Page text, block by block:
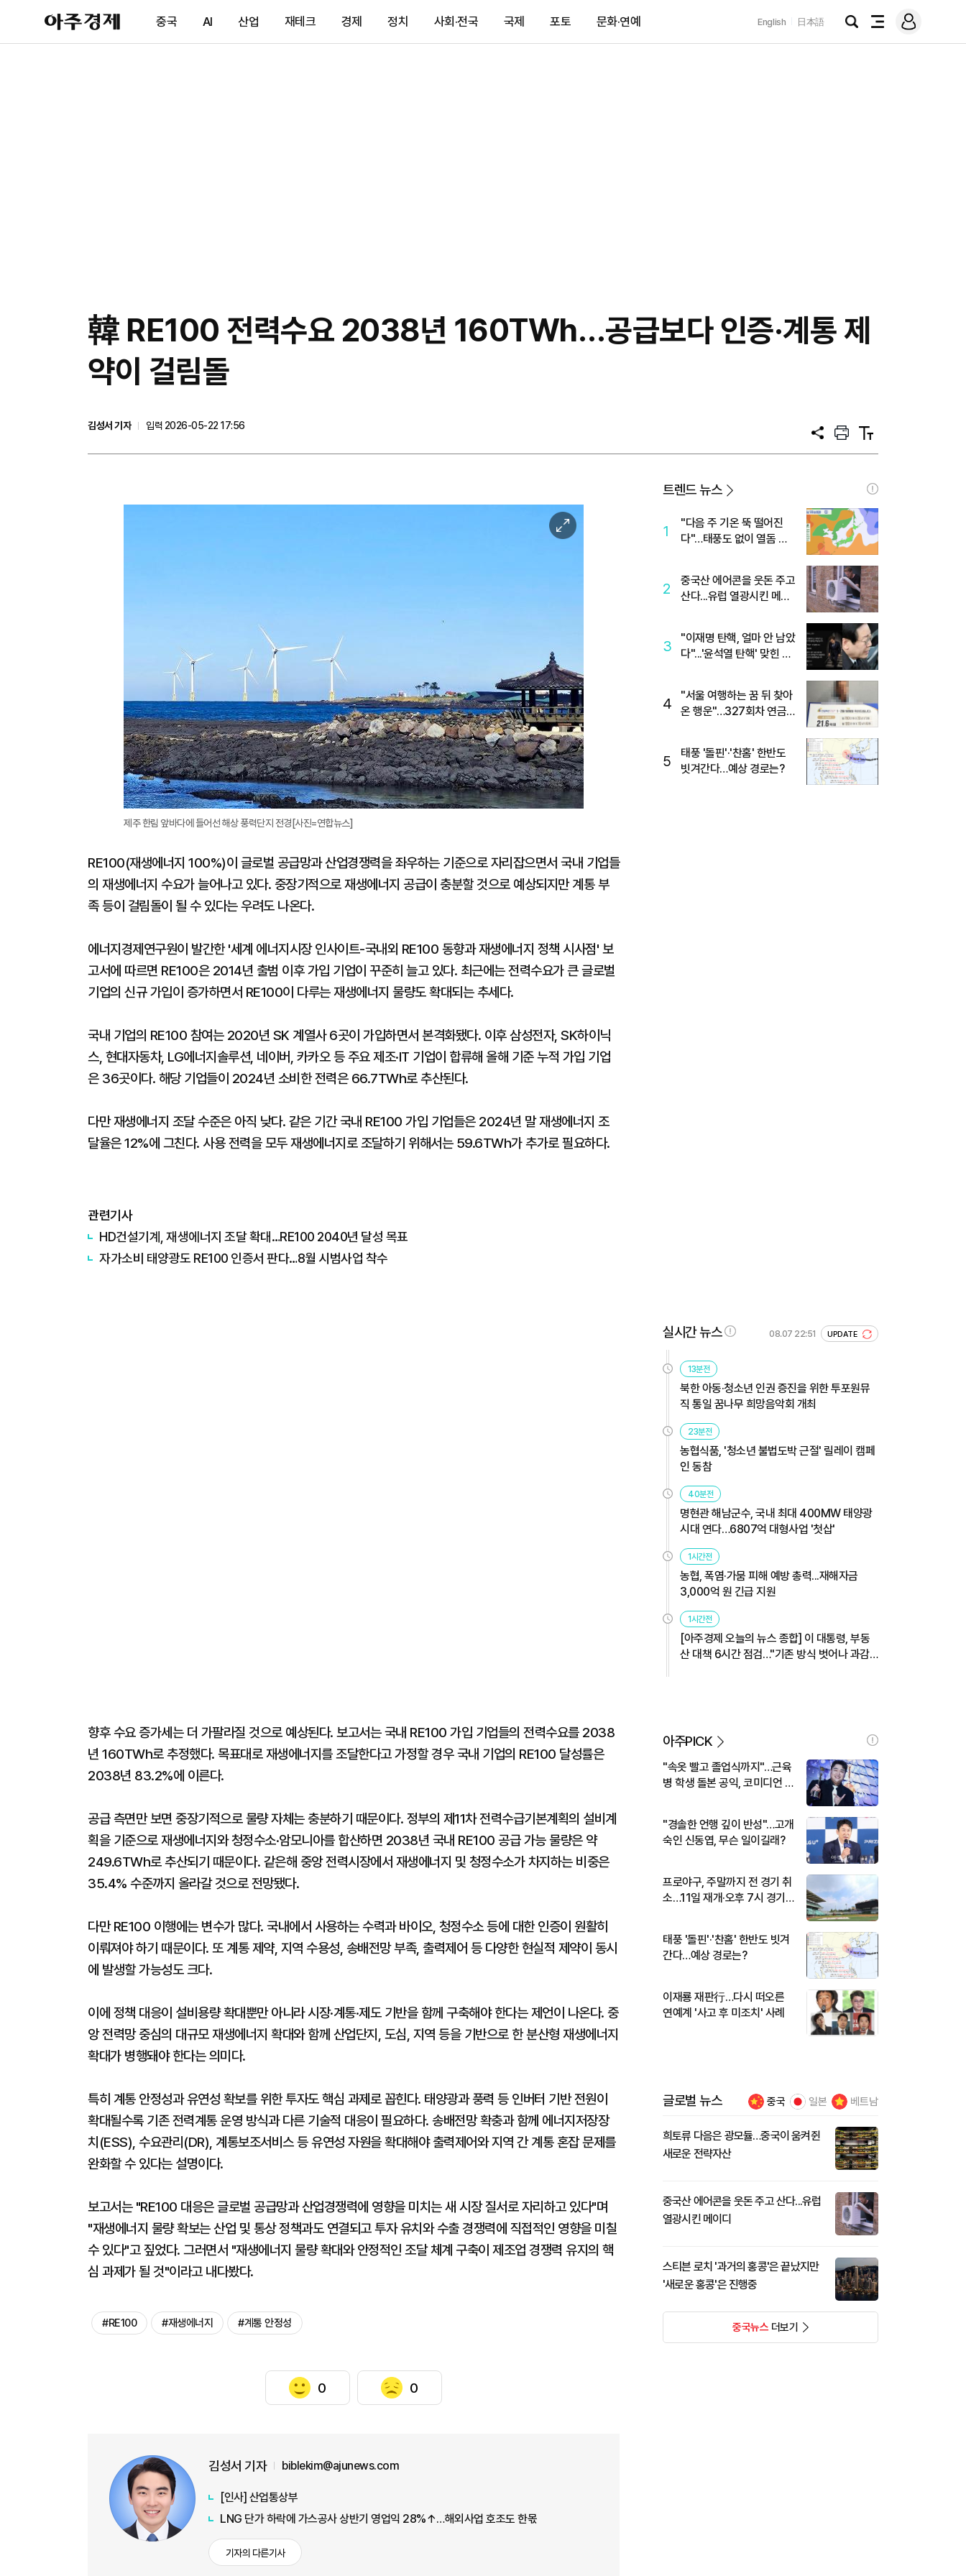
아
주
제
중국 AI 산업 재테크 경제 정치 사회·전국 국제 포토 문화·연예 English 日本語
검
전
메
그
韓 RE100 전력수요 2038년 160TWh…공급보다 인증·계통 제
약이 걸림돌
김성서 기자
입력 2026-05-22 17:56
공
프
트
텍
트
이
미
제주 한림 앞바다에 들어선 해상 풍력단지 전경[사진=연합뉴스]
RE100(재생에너지 100%)이 글로벌 공급망과 산업경쟁력을 좌우하는 기준으로 자리잡으면서 국내 기업들
의 재생에너지 수요가 늘어나고 있다. 중장기적으로 재생에너지 공급이 충분할 것으로 예상되지만 계통 부
족 등이 걸림돌이 될 수 있다는 우려도 나온다.
에너지경제연구원이 발간한 '세계 에너지시장 인사이트-국내외 RE100 동향과 재생에너지 정책 시사점' 보
고서에 따르면 RE100은 2014년 출범 이후 가입 기업이 꾸준히 늘고 있다. 최근에는 전력수요가 큰 글로벌
기업의 신규 가입이 증가하면서 RE100이 다루는 재생에너지 물량도 확대되는 추세다.
국내 기업의 RE100 참여는 2020년 SK 계열사 6곳이 가입하면서 본격화됐다. 이후 삼성전자, SK하이닉
스, 현대자동차, LG에너지솔루션, 네이버, 카카오 등 주요 제조·IT 기업이 합류해 올해 기준 누적 가입 기업
은 36곳이다. 해당 기업들이 2024년 소비한 전력은 66.7TWh로 추산된다.
다만 재생에너지 조달 수준은 아직 낮다. 같은 기간 국내 RE100 가입 기업들은 2024년 말 재생에너지 조
달율은 12%에 그친다. 사용 전력을 모두 재생에너지로 조달하기 위해서는 59.6TWh가 추가로 필요하다.
관련기사
HD건설기계, 재생에너지 조달 확대…RE100 2040년 달성 목표
자가소비 태양광도 RE100 인증서 판다…8월 시범사업 착수
향후 수요 증가세는 더 가팔라질 것으로 예상된다. 보고서는 국내 RE100 가입 기업들의 전력수요를 2038
년 160TWh로 추정했다. 목표대로 재생에너지를 조달한다고 가정할 경우 국내 기업의 RE100 달성률은
2038년 83.2%에 이른다.
공급 측면만 보면 중장기적으로 물량 자체는 충분하기 때문이다. 정부의 제11차 전력수급기본계획의 설비계
획을 기준으로 재생에너지와 청정수소·암모니아를 합산하면 2038년 국내 RE100 공급 가능 물량은 약
249.6TWh로 추산되기 때문이다. 같은해 중앙 전력시장에서 재생에너지 및 청정수소가 차지하는 비중은
35.4% 수준까지 올라갈 것으로 전망됐다.
다만 RE100 이행에는 변수가 많다. 국내에서 사용하는 수력과 바이오, 청정수소 등에 대한 인증이 원활히
이뤄져야 하기 때문이다. 또 계통 제약, 지역 수용성, 송배전망 부족, 출력제어 등 다양한 현실적 제약이 동시
에 발생할 가능성도 크다.
이에 정책 대응이 설비용량 확대뿐만 아니라 시장·계통·제도 기반을 함께 구축해야 한다는 제언이 나온다. 중
앙 전력망 중심의 대규모 재생에너지 확대와 함께 산업단지, 도심, 지역 등을 기반으로 한 분산형 재생에너지
확대가 병행돼야 한다는 의미다.
특히 계통 안정성과 유연성 확보를 위한 투자도 핵심 과제로 꼽힌다. 태양광과 풍력 등 인버터 기반 전원이
확대될수록 기존 전력계통 운영 방식과 다른 기술적 대응이 필요하다. 송배전망 확충과 함께 에너지저장장
치(ESS), 수요관리(DR), 계통보조서비스 등 유연성 자원을 확대해야 출력제어와 지역 간 계통 혼잡 문제를
완화할 수 있다는 설명이다.
보고서는 "RE100 대응은 글로벌 공급망과 산업경쟁력에 영향을 미치는 새 시장 질서로 자리하고 있다"며
"재생에너지 물량 확보는 산업 및 통상 정책과도 연결되고 투자 유치와 수출 경쟁력에 직접적인 영향을 미칠
수 있다"고 짚었다. 그러면서 "재생에너지 물량 확대와 안정적인 조달 체계 구축이 제조업 경쟁력 유지의 핵
심 과제가 될 것"이라고 내다봤다.
#RE100 #재생에너지 #계통 안정성
0 0
김성서 기자 biblekim@ajunews.com
[인사] 산업통상부
LNG 단가 하락에 가스공사 상반기 영업익 28%↑…해외사업 호조도 한몫
기자의 다른기사
트렌드 뉴스
1
"다음 주 기온 뚝 떨어진
다"…태풍도 없이 열돔 박
2
중국산 에어콘을 웃돈 주고
산다...유럽 열광시킨 메이
3
"이재명 탄핵, 얼마 안 남았
다"...'윤석열 탄핵' 맞힌 무
4
"서울 여행하는 꿈 뒤 찾아
온 행운"…327회차 연금
5
태풍 '돌핀'·'찬홈' 한반도
빗겨간다…예상 경로는?
실시간 뉴스 08.07 22:51 UPDATE
13분전
북한 아동·청소년 인권 증진을 위한 투포원뮤
직 통일 꿈나무 희망음악회 개최
23분전
농협식품, '청소년 불법도박 근절' 릴레이 캠페
인 동참
40분전
명현관 해남군수, 국내 최대 400MW 태양광
시대 연다…6807억 대형사업 '첫삽'
1시간전
농협, 폭염·가뭄 피해 예방 총력...재해자금
3,000억 원 긴급 지원
1시간전
[아주경제 오늘의 뉴스 종합] 이 대통령, 부동
산 대책 6시간 점검…"기존 방식 벗어나 과감
아주PICK
"속옷 빨고 졸업식까지"…근육
병 학생 돌본 공익, 코미디언 김
"경솔한 언행 깊이 반성"…고개
숙인 신동엽, 무슨 일이길래?
프로야구, 주말까지 전 경기 취
소…11일 재개·오후 7시 경기
태풍 '돌핀'·'찬홈' 한반도 빗겨
간다…예상 경로는?
이재룡 재판行…다시 떠오른
연예계 '사고 후 미조치' 사례
글로벌 뉴스 중국 일본 베트남
희토류 다음은 광모듈…중국이 움켜쥔
새로운 전략자산
중국산 에어콘을 웃돈 주고 산다...유럽
열광시킨 메이디
스티븐 로치 '과거의 홍콩'은 끝났지만
'새로운 홍콩'은 진행중
중국뉴스더보기